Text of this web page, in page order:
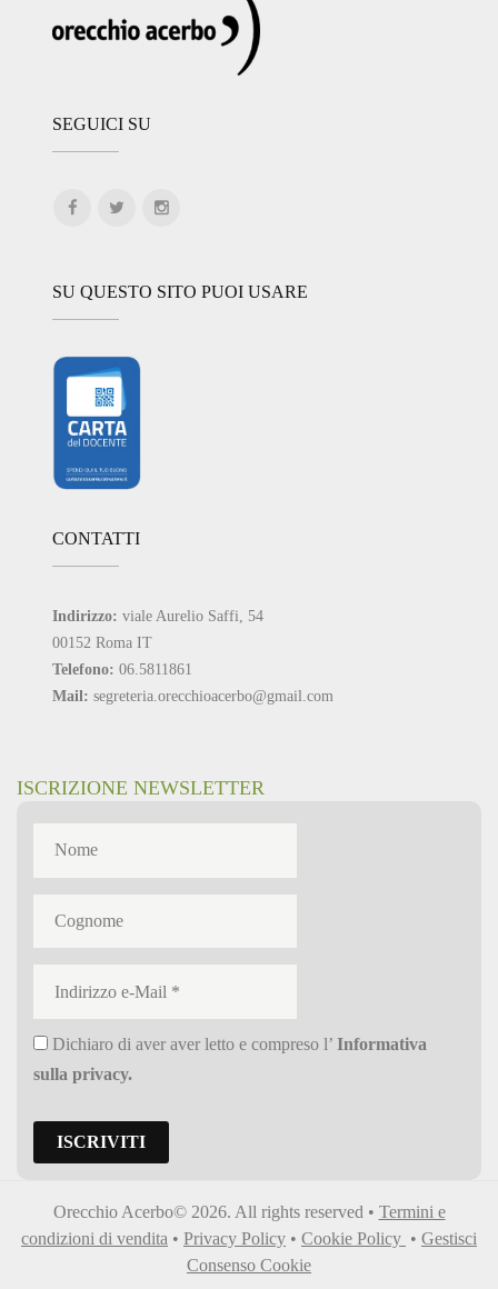
SEGUICI SU
SU QUESTO SITO PUOI USARE
CONTATTI
Indirizzo: viale Aurelio Saffi, 54
00152 Roma IT
Telefono: 06.5811861
Mail: segreteria.orecchioacerbo@gmail.com
ISCRIZIONE NEWSLETTER
Dichiaro di aver aver letto e compreso l’ Informativa
sulla privacy.
Orecchio Acerbo© 2026. All rights reserved • Termini e
condizioni di vendita • Privacy Policy • Cookie Policy • Gestisci
Consenso Cookie